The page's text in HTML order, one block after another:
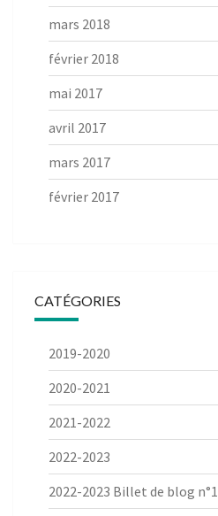
mars 2018
février 2018
mai 2017
avril 2017
mars 2017
février 2017
CATÉGORIES
2019-2020
2020-2021
2021-2022
2022-2023
2022-2023 Billet de blog n°1